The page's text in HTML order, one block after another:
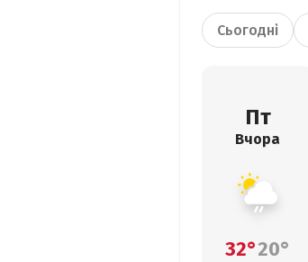
Сьогодні
Пт
Вчора
32°20°